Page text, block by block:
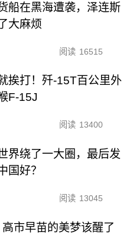
船在黑海遭袭，泽连斯
大麻烦
阅读 16515
挨打！歼-15T百公里外
F-15J
阅读 13400
界绕了一大圈，最后发
国好？
阅读 13045
市早苗的美梦该醒了